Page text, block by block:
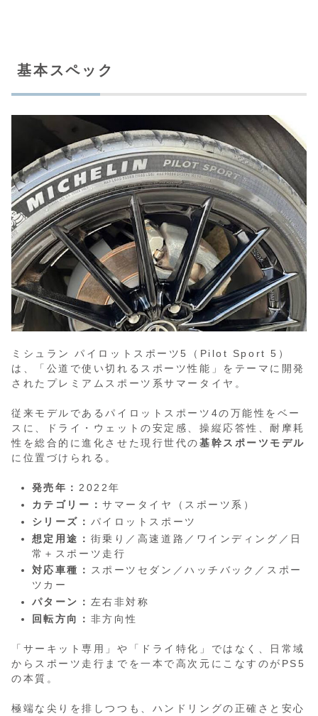
基本スペック
ミシュラン パイロットスポーツ5（Pilot Sport 5）
は、「公道で使い切れるスポーツ性能」をテーマに開発
されたプレミアムスポーツ系サマータイヤ。
従来モデルであるパイロットスポーツ4の万能性をベー
スに、ドライ・ウェットの安定感、操縦応答性、耐摩耗
性を総合的に進化させた現行世代の基幹スポーツモデル
に位置づけられる。
発売年： 2022年
カテゴリー：サマータイヤ（スポーツ系）
シリーズ： パイロットスポーツ
想定用途： 街乗り／高速道路／ワインディング／日
常＋スポーツ走行
対応車種： スポーツセダン／ハッチバック／スポー
ツカー
パターン： 左右非対称
回転方向： 非方向性
「サーキット専用」や「ドライ特化」ではなく、日常域
からスポーツ走行までを一本で高次元にこなすのがPS5
の本質。
極端な尖りを排しつつも、ハンドリングの正確さと安心